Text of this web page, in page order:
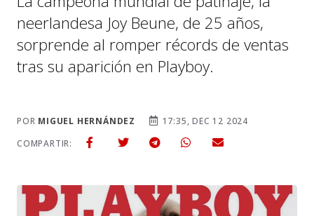
neerlandesa Joy Beune, de 25 años,
sorprende al romper récords de ventas
tras su aparición en Playboy.
POR MIGUEL HERNÁNDEZ
17:35, DEC 12 2024
COMPARTIR: